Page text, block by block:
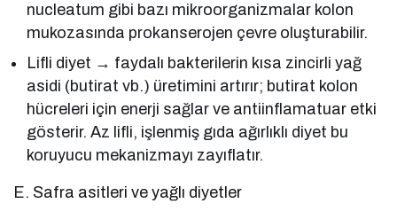
nucleatum gibi bazı mikroorganizmalar kolon
mukozasında prokanserojen çevre oluşturabilir.
Lifli diyet → faydalı bakterilerin kısa zincirli yağ
asidi (butirat vb.) üretimini artırır; butirat kolon
hücreleri için enerji sağlar ve antiinflamatuar etki
gösterir. Az lifli, işlenmiş gıda ağırlıklı diyet bu
koruyucu mekanizmayı zayıflatır.
E. Safra asitleri ve yağlı diyetler